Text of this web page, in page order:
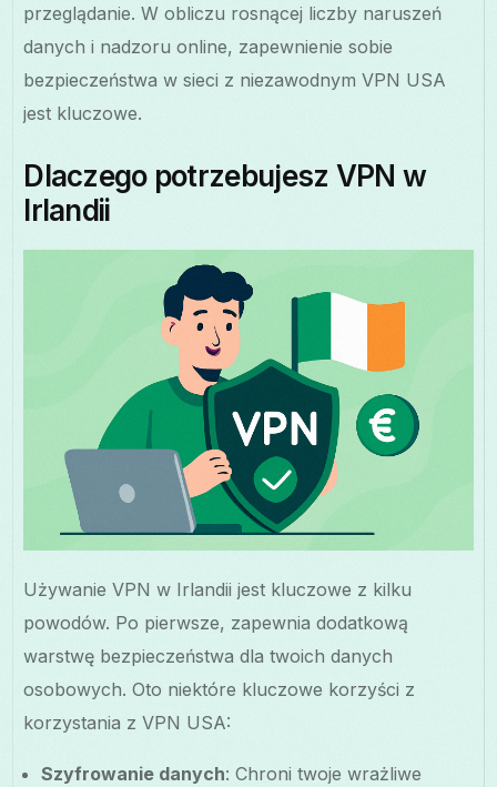
przeglądanie. W obliczu rosnącej liczby naruszeń
danych i nadzoru online, zapewnienie sobie
bezpieczeństwa w sieci z niezawodnym VPN USA
jest kluczowe.
Dlaczego potrzebujesz VPN w
Irlandii
Używanie VPN w Irlandii jest kluczowe z kilku
powodów. Po pierwsze, zapewnia dodatkową
warstwę bezpieczeństwa dla twoich danych
osobowych. Oto niektóre kluczowe korzyści z
korzystania z VPN USA:
Szyfrowanie danych: Chroni twoje wrażliwe